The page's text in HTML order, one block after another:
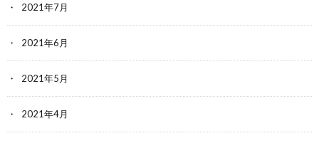
2021年7月
2021年6月
2021年5月
2021年4月